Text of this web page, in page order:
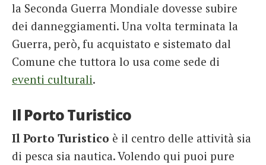
la Seconda Guerra Mondiale dovesse subire
dei danneggiamenti. Una volta terminata la
Guerra, però, fu acquistato e sistemato dal
Comune che tuttora lo usa come sede di
eventi culturali.
Il Porto Turistico
Il Porto Turistico è il centro delle attività sia
di pesca sia nautica. Volendo qui puoi pure